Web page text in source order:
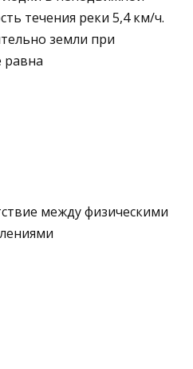
течения реки 5,4 км/ч.
земли при
равна
между физическими